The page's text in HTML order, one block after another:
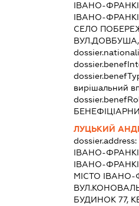
ІВАНО-
ІВАНО-
СЕЛО
вирішальний
ЛУЦЬКИЙ
dossier.address:
ІВАНО-
ІВАНО-
МІСТО ІВАНО-
БУДИНОК 77,